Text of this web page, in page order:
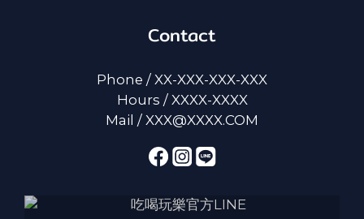
Contact
Phone / XX-XXX-XXX-XXX
Hours / XXXX-XXXX
Mail / XXX@XXXX.COM